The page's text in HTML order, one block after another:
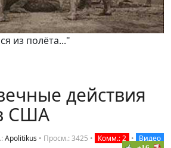
из полёта..."
действия
США
Apolitikus • Просм.: 3425 • Комм.: 2 • Видео